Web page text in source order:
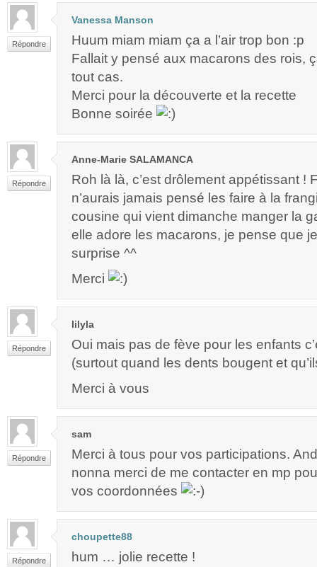
Répondre
Vanessa Manson
Huum miam miam ça a l’air trop bon :p
Fallait y pensé aux macarons des rois,
tout cas.
Merci pour la découverte et la recette
Bonne soirée
Répondre
Anne-Marie SALAMANCA
Roh là là, c’est drôlement appétissant !
n’aurais jamais pensé les faire à la
cousine qui vient dimanche manger la
elle adore les macarons, je pense que
surprise ^^
Merci
Répondre
lilyla
Oui mais pas de fève pour les enfants
(surtout quand les dents bougent et
Merci à vous
Répondre
sam
Merci à tous pour vos participations.
nonna merci de me contacter en mp
vos coordonnées
Répondre
choupette88
hum … jolie recette !